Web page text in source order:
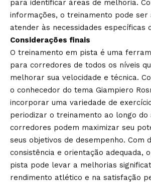
para identificar áreas de melhoria.
informações, o treinamento pode ser
atender às necessidades específicas
Considerações finais
O treinamento em pista é uma
para corredores de todos os níveis
melhorar sua velocidade e técnica.
o conhecedor do tema Giampiero
incorporar uma variedade de
periodizar o treinamento ao longo do
corredores podem maximizar seu
seus objetivos de desempenho. Com
consistência e orientação adequada,
pista pode levar a melhorias
rendimento atlético e na satisfação